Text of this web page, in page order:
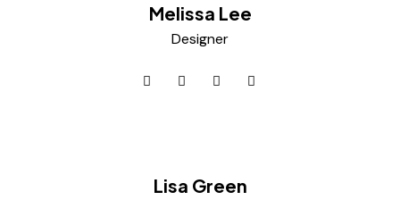
Melissa Lee
Designer
Lisa Green